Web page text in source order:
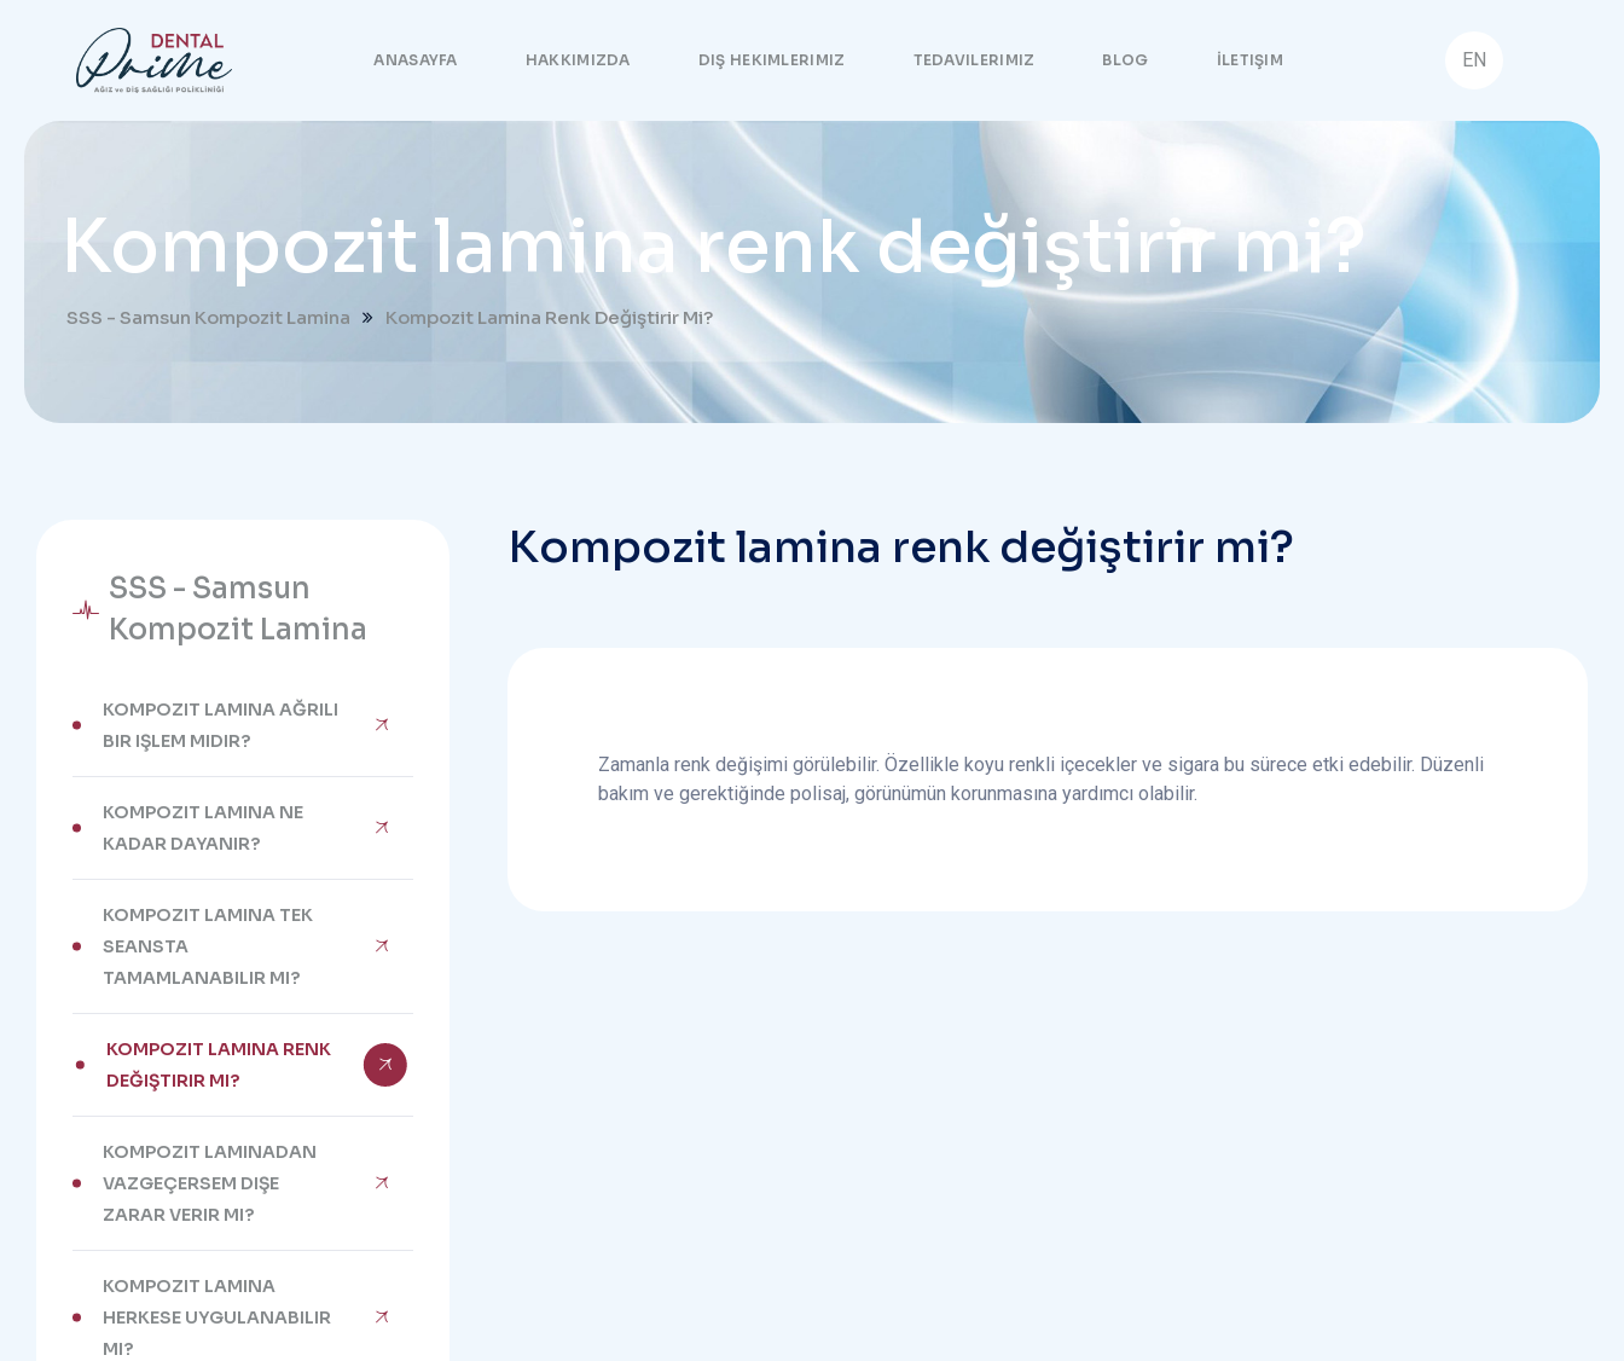
ANASAYFA HAKKIMIZDA DIŞ HEKIMLERIMIZ TEDAVILERIMIZ BLOG İLETIŞIM EN
Kompozit lamina renk değiştirir mi?
SSS - Samsun Kompozit Lamina Kompozit Lamina Renk Değiştirir Mi?
Kompozit lamina renk değiştirir mi?
Zamanla renk değişimi görülebilir. Özellikle koyu renkli içecekler ve sigara bu sürece etki edebilir. Düzenli
bakım ve gerektiğinde polisaj, görünümün korunmasına yardımcı olabilir.
SSS - Samsun
Kompozit Lamina
KOMPOZIT LAMINA AĞRILI
BIR IŞLEM MIDIR?
KOMPOZIT LAMINA NE
KADAR DAYANIR?
KOMPOZIT LAMINA TEK
SEANSTA
TAMAMLANABILIR MI?
KOMPOZIT LAMINA RENK
DEĞIŞTIRIR MI?
KOMPOZIT LAMINADAN
VAZGEÇERSEM DIŞE
ZARAR VERIR MI?
KOMPOZIT LAMINA
HERKESE UYGULANABILIR
MI?